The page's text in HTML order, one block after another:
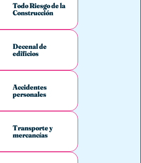
Todo Riesgo de la
Construcción
Decenal de
edificios
Accidentes
personales
Transporte y
mercancías